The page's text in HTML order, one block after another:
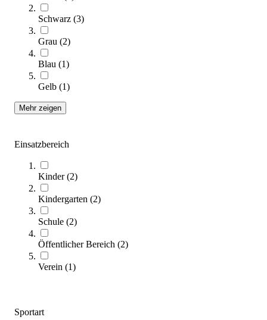
Schwarz (3)
Grau (2)
Blau (1)
Gelb (1)
Mehr zeigen
Einsatzbereich
Kinder(2)
Kindergarten (2)
Schule (2)
Öffentlicher Bereich (2)
Verein (1)
Sportart
Zum Ratgeber
Kategorien & Filter
Sortieren nach
Hally-Gally® Trampolin Circus
5.775,00 €
Zum Produkt
Längere Lieferzeit